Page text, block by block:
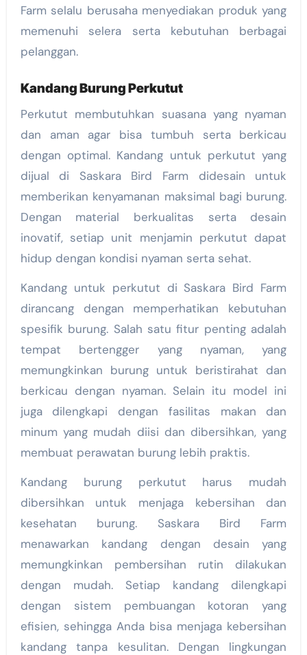
Farm selalu berusaha menyediakan produk yang
memenuhi selera serta kebutuhan berbagai
pelanggan.
Kandang Burung Perkutut
Perkutut membutuhkan suasana yang nyaman
dan aman agar bisa tumbuh serta berkicau
dengan optimal. Kandang untuk perkutut yang
dijual di Saskara Bird Farm didesain untuk
memberikan kenyamanan maksimal bagi burung.
Dengan material berkualitas serta desain
inovatif, setiap unit menjamin perkutut dapat
hidup dengan kondisi nyaman serta sehat.
Kandang untuk perkutut di Saskara Bird Farm
dirancang dengan memperhatikan kebutuhan
spesifik burung. Salah satu fitur penting adalah
tempat bertengger yang nyaman, yang
memungkinkan burung untuk beristirahat dan
berkicau dengan nyaman. Selain itu model ini
juga dilengkapi dengan fasilitas makan dan
minum yang mudah diisi dan dibersihkan, yang
membuat perawatan burung lebih praktis.
Kandang burung perkutut harus mudah
dibersihkan untuk menjaga kebersihan dan
kesehatan burung. Saskara Bird Farm
menawarkan kandang dengan desain yang
memungkinkan pembersihan rutin dilakukan
dengan mudah. Setiap kandang dilengkapi
dengan sistem pembuangan kotoran yang
efisien, sehingga Anda bisa menjaga kebersihan
kandang tanpa kesulitan. Dengan lingkungan